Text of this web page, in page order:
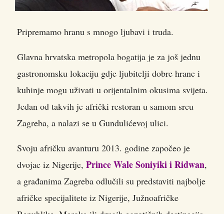
Pripremamo hranu s mnogo ljubavi i truda.
Glavna hrvatska metropola bogatija je za još jednu
gastronomsku lokaciju gdje ljubitelji dobre hrane i
kuhinje mogu uživati u orijentalnim okusima svijeta.
Jedan od takvih je afrički restoran u samom srcu
Zagreba, a nalazi se u Gundulićevoj ulici.
Svoju afričku avanturu 2013. godine započeo je
dvojac iz Nigerije, Prince Wale Soniyiki i Ridwan,
a građanima Zagreba odlučili su predstaviti najbolje
afričke specijalitete iz Nigerije, Južnoafričke